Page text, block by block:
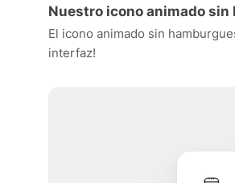
Nuestro icono animado
El icono animado sin
interfaz!